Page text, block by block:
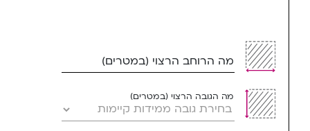
מה הרוחב הרצוי (במטרים)
מה הגובה הרצוי (במטרים)